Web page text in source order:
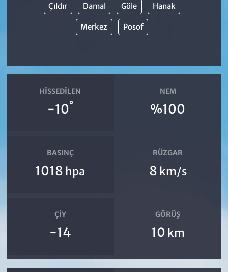
Çıldır Damal Göle Hanak
Merkez Posof
HISSEDILEN
-10°
NEM
%100
BASINÇ
1018 hpa
RÜZGAR
8 km/s
ÇIY
-14
GÖRÜŞ
10 km